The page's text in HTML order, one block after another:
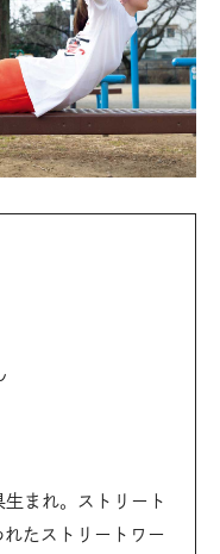
まれ。ストリート
たストリートワー